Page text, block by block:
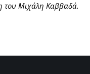
Μιχάλη Καββαδά.